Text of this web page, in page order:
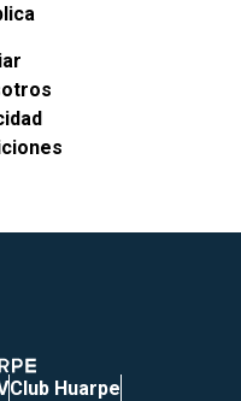
Club Huarpe